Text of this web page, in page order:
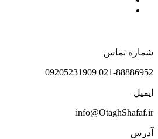
شماره تماس
021-88886952 09205231909
ایمیل
info@OtaghShafaf.ir
آدرس